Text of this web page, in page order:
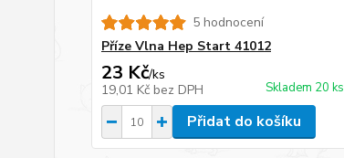
5 hodnocení
Příze Vlna Hep Start 41012
23 Kč/ks
19,01 Kč bez DPH Skladem 20 ks
Přidat do košíku